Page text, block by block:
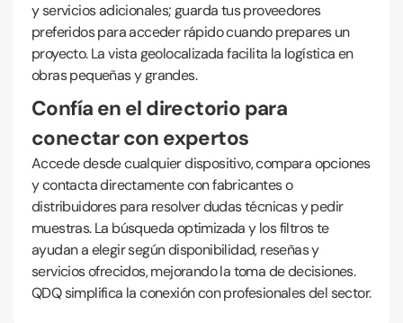
y servicios adicionales; guarda tus proveedores
preferidos para acceder rápido cuando prepares un
proyecto. La vista geolocalizada facilita la logística en
obras pequeñas y grandes.
Confía en el directorio para
conectar con expertos
Accede desde cualquier dispositivo, compara opciones
y contacta directamente con fabricantes o
distribuidores para resolver dudas técnicas y pedir
muestras. La búsqueda optimizada y los filtros te
ayudan a elegir según disponibilidad, reseñas y
servicios ofrecidos, mejorando la toma de decisiones.
QDQ simplifica la conexión con profesionales del sector.